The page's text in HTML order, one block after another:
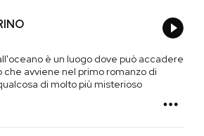
è un luogo dove può accadere
avviene nel primo romanzo di
di molto più misterioso